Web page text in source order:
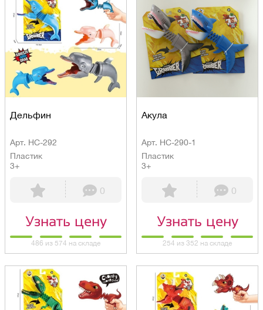
Дельфин
Арт. HC-292
Пластик
3+
0
Узнать цену
486 из 574 на складе
Акула
Арт. HC-290-1
Пластик
3+
0
Узнать цену
254 из 352 на складе